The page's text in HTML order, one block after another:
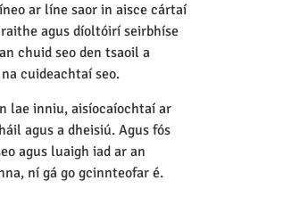
ar líne saor in aisce cártaí
agus díoltóirí seirbhíse
chuid seo den tsaoil a
cuideachtaí seo.
lae inniu, aisíocaíochtaí ar
agus a dheisiú. Agus fós
agus luaigh iad ar an
ní gá go gcinnteofar é.